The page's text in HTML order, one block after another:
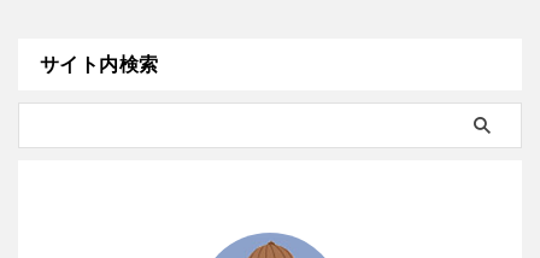
サイト内検索